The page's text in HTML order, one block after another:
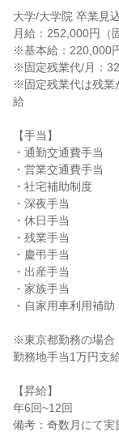
大学/大学院 卒業見
月給：252,000円（
※基本給：220,000
※固定残業代/月：
※固定残業代は残業
給
【手当】
・通勤交通費手当
・営業交通費手当
・社宅補助制度
・深夜手当
・休日手当
・残業手当
・慶弔手当
・出産手当
・家族手当
・自家用車利用補助
※東京都勤務の場合
勤務地手当1万円支
【昇給】
年6回~12回
備考：奇数月にて実